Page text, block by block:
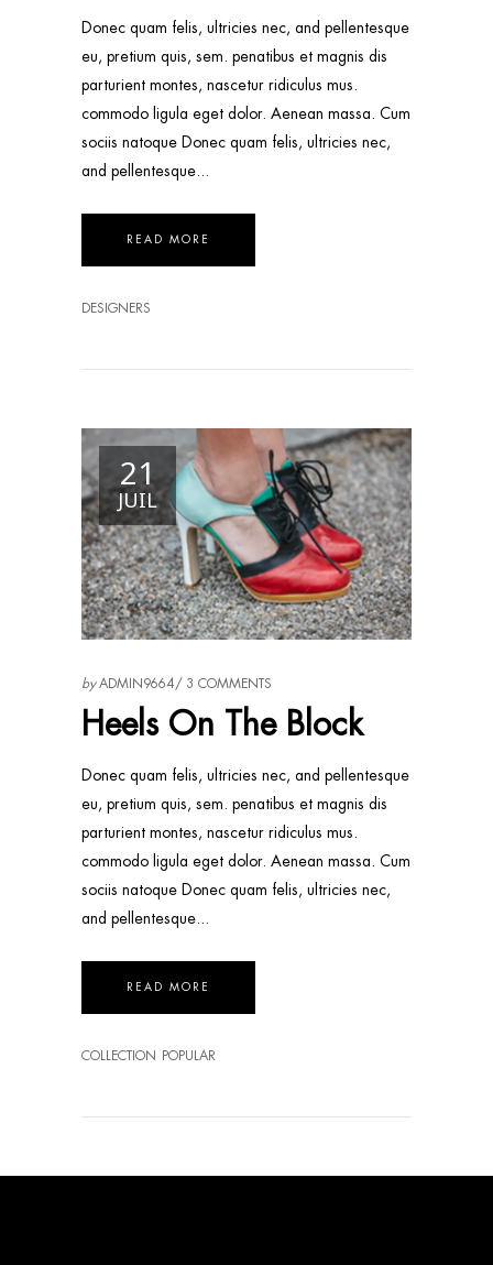
Donec quam felis, ultricies nec, and pellentesque
eu, pretium quis, sem. penatibus et magnis dis
parturient montes, nascetur ridiculus mus.
commodo ligula eget dolor. Aenean massa. Cum
sociis natoque Donec quam felis, ultricies nec,
and pellentesque
READ MORE
DESIGNERS
21
JUIL
byADMIN9664 3 COMMENTS
Heels On The Block
Donec quam felis, ultricies nec, and pellentesque
eu, pretium quis, sem. penatibus et magnis dis
parturient montes, nascetur ridiculus mus.
commodo ligula eget dolor. Aenean massa. Cum
sociis natoque Donec quam felis, ultricies nec,
and pellentesque
READ MORE
COLLECTION POPULAR